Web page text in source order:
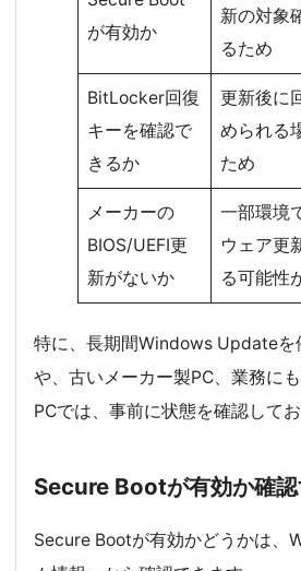
が有効か
新の対象
るため
BitLocker回復
キーを確認で
きるか
更新後に
められる
ため
メーカーの
BIOS/UEFI更
新がないか
一部環境
ウェア更
る可能性
特に、長期間Windows Updateを
や、古いメーカー製PC、業務に
PCでは、事前に状態を確認して
Secure Bootが有効か確
Secure Bootが有効かどうかは、